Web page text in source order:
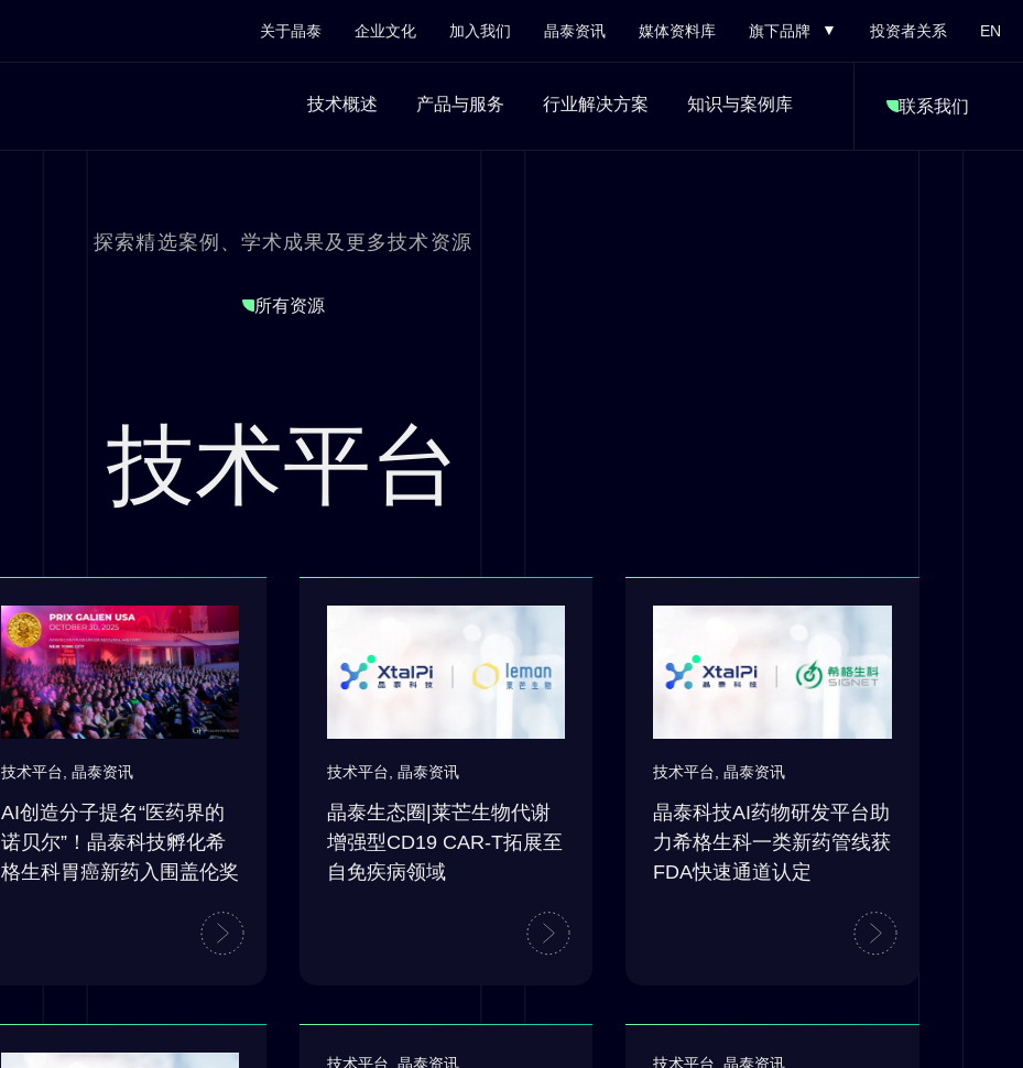
关于晶泰 企业文化 加入我们 晶泰资讯 媒体资料库 旗下品牌 投资者关系 EN
技术概述 产品与服务 行业解决方案 知识与案例库 联系我们
探索精选案例、学术成果及更多技术资源
所有资源
技术平台
技术平台 晶泰资讯
AI创造分子提名“医药界的
诺贝尔”！晶泰科技孵化希
格生科胃癌新药入围盖伦奖
技术平台 晶泰资讯
晶泰生态圈|莱芒生物代谢
增强型CD19 CAR-T拓展至
自免疾病领域
技术平台 ,晶泰资讯
晶泰科技AI药物研发平台助
力希格生科一类新药管线获
FDA快速通道认定
技术平台 晶泰资讯 技术平台 ,晶泰资讯